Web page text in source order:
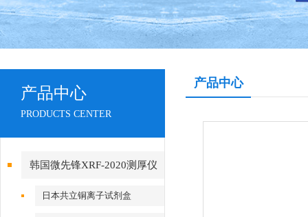
产品中心
PRODUCTS CENTER
韩国微先锋XRF-2020测厚仪
日本共立铜离子试剂盒
产品中心